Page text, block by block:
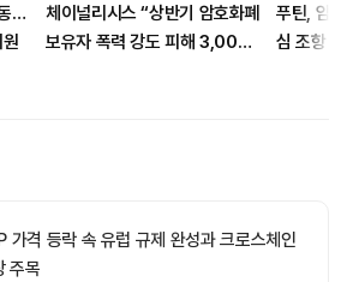
…
체이널리시스 “상반기 암호화폐
보유자 폭력 강도 피해 3,000
푸틴, 암
심 조항
가격 등락 속 유럽 규제 완성과 크로스체인
주목